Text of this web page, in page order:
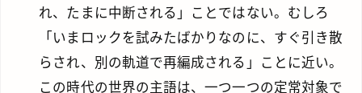
れ、たまに中断される」ことではない。むしろ
「いまロックを試みたばかりなのに、すぐ引き散
らされ、別の軌道で再編成される」ことに近い。
この時代の世界の主語は、一つ一つの定常対象で